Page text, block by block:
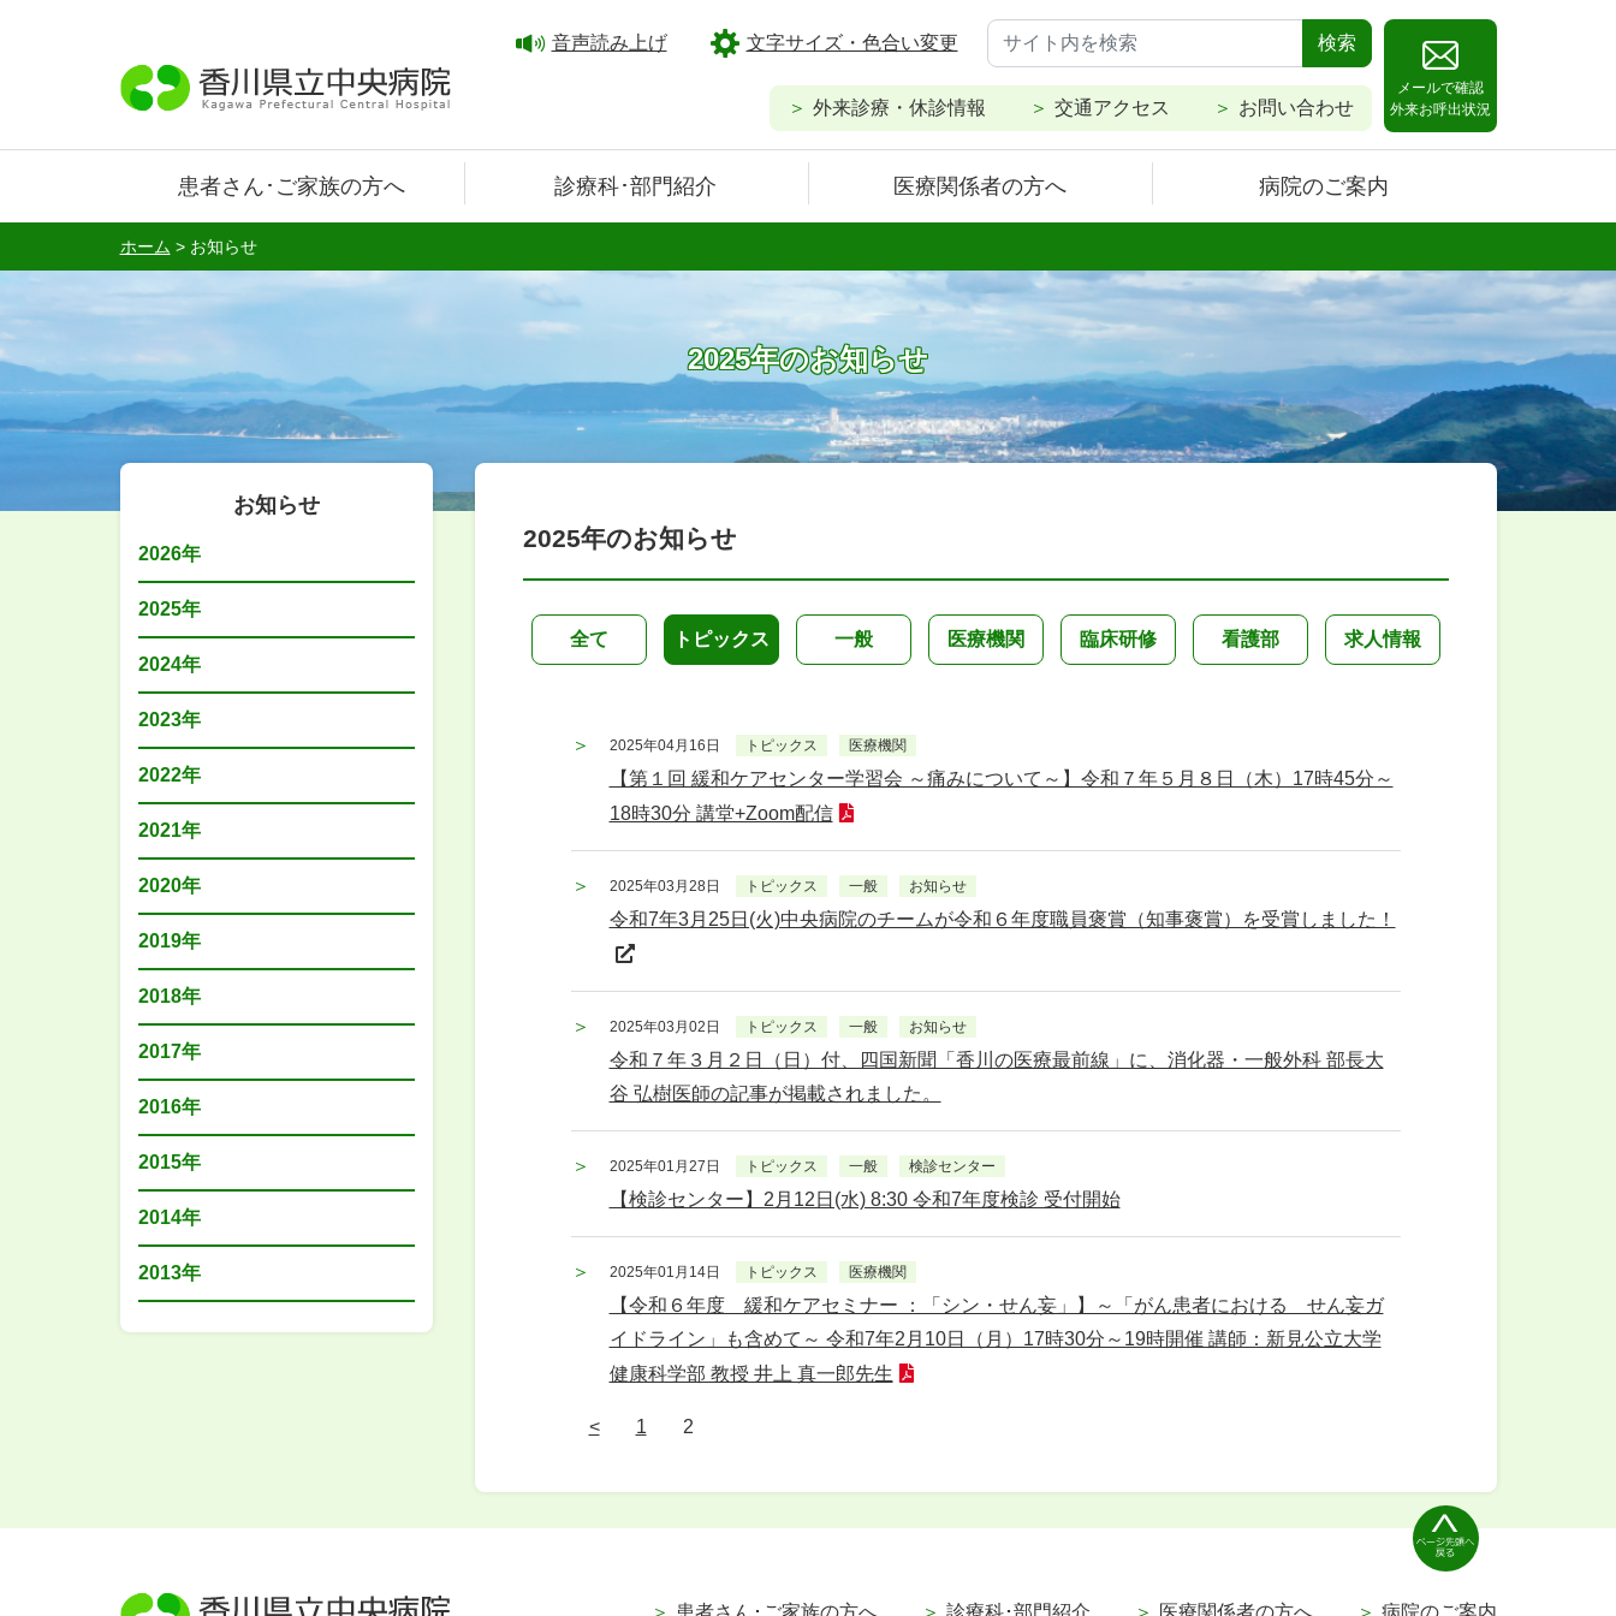
音声読み上げ 文字サイズ・色合い変更 検索
外来診療・休診情報 交通アクセス お問い合わせ
メールで確認
外来お呼出状況
患者さん･ご家族の方へ 診療科･部門紹介 医療関係者の方へ 病院のご案内
ホーム > お知らせ
2025年のお知らせ
2025年のお知らせ
全て トピックス 一般 医療機関 臨床研修 看護部 求人情報
2025年04月16日 トピックス 医療機関
【第１回 緩和ケアセンター学習会 ～痛みについて～】令和７年５月８日（木）17時45分～
18時30分 講堂+Zoom配信
2025年03月28日 トピックス 一般 お知らせ
令和7年3月25日(火)中央病院のチームが令和６年度職員褒賞（知事褒賞）を受賞しました！
2025年03月02日 トピックス 一般 お知らせ
令和７年３月２日（日）付、四国新聞「香川の医療最前線」に、消化器・一般外科 部長大
谷 弘樹医師の記事が掲載されました。
2025年01月27日 トピックス 一般 検診センター
【検診センター】2月12日(水) 8:30 令和7年度検診 受付開始
2025年01月14日 トピックス 医療機関
【令和６年度 緩和ケアセミナー ：「シン・せん妄」】～「がん患者における せん妄ガ
イドライン」も含めて～ 令和7年2月10日（月）17時30分～19時開催 講師：新見公立大学
健康科学部 教授 井上 真一郎先生
< 1 2
お知らせ
2026年
2025年
2024年
2023年
2022年
2021年
2020年
2019年
2018年
2017年
2016年
2015年
2014年
2013年
患者さん･ご家族の方へ 診療科･部門紹介 医療関係者の方へ 病院のご案内